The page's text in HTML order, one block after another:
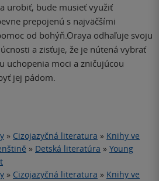
urobiť, bude musieť využiť
prepojenú s najväčšími
od bohýň.Oraya odhaľuje svoju
a zisťuje, že je nútená vybrať
uchopenia moci a zničujúcou
jej pádom.
» Cizojazyčná literatura » Knihy ve
» Detská literatúra » Young
» Cizojazyčná literatura » Knihy ve